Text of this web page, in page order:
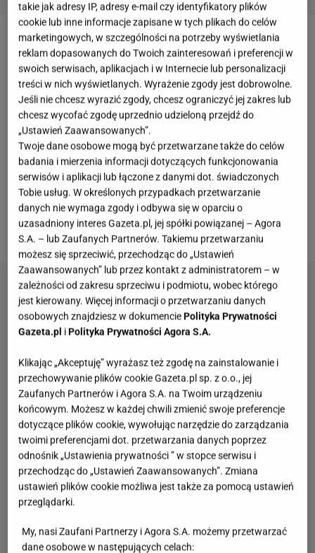
Już 11 maja wieczorem dowiemy się, kto ponownie
zapisze się w historii"Tańca z gwiazdami"i zgarnie
Kryształową Kulę. O zwycięstwo w tanecznym show
tym razemwalczą Adrianna Borek i Albert Kosiński,
Filip Gurłacz i Agnieszka Kaczorowska oraz Maria
Jeleniewska i Jacek Jeschke. Na ostatniej prostej
Gurłacz iKaczorowskazdecydowali się
porozmawiać z fanami podczas instagramowego
live'a. Poruszona tancerka wyznała, że w czasie
programu wiele nauczyła się do aktora.
takie jak adresy IP, adresy e-mail czy identyfikatory plików
cookie lub inne informacje zapisane w tych plikach do celów
marketingowych, w szczególności na potrzeby wyświetlania
reklam dopasowanych do Twoich zainteresowań i preferencji w
swoich serwisach, aplikacjach i w Internecie lub personalizacji
treści w nich wyświetlanych. Wyrażenie zgody jest dobrowolne.
Jeśli nie chcesz wyrazić zgody, chcesz ograniczyć jej zakres lub
chcesz wycofać zgodę uprzednio udzieloną przejdź do
„Ustawień Zaawansowanych”.
Twoje dane osobowe mogą być przetwarzane także do celów
badania i mierzenia informacji dotyczących funkcjonowania
serwisów i aplikacji lub łączone z danymi dot. świadczonych
Tobie usług. W określonych przypadkach przetwarzanie
danych nie wymaga zgody i odbywa się w oparciu o
uzasadniony interes Gazeta.pl, jej spółki powiązanej – Agora
S.A. – lub Zaufanych Partnerów. Takiemu przetwarzaniu
możesz się sprzeciwić, przechodząc do „Ustawień
Zaawansowanych” lub przez kontakt z administratorem – w
zależności od zakresu sprzeciwu i podmiotu, wobec którego
jest kierowany. Więcej informacji o przetwarzaniu danych
osobowych znajdziesz w dokumenciePolityka Prywatności
Gazeta.pl iPolityka Prywatności Agora S.A.
Klikając „Akceptuję” wyrażasz też zgodę na zainstalowanie i
przechowywanie plików cookie Gazeta.pl sp. z o.o., jej
Zaufanych Partnerów i Agora S.A. na Twoim urządzeniu
końcowym. Możesz w każdej chwili zmienić swoje preferencje
dotyczące plików cookie, wywołując narzędzie do zarządzania
twoimi preferencjami dot. przetwarzania danych poprzez
odnośnik „Ustawienia prywatności ” w stopce serwisu i
przechodząc do „Ustawień Zaawansowanych”. Zmiana
ustawień plików cookie możliwa jest także za pomocą ustawień
przeglądarki.
My, nasi Zaufani Partnerzy i Agora S.A. możemy przetwarzać
dane osobowe w następujących celach: